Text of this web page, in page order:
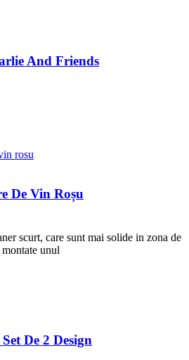
And Friends
De Vin Roșu
scurt, care sunt mai solide in zona de
unul
De 2 Design